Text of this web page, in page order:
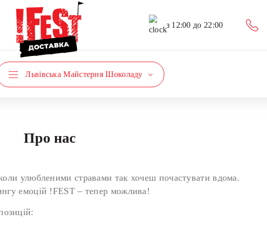
з 12:00 до 22:00
Львівська Майстерня Шоколаду
Про нас
улюбленими стравами так хочеш почастувати вдома.
емоцій !FEST – тепер можлива!